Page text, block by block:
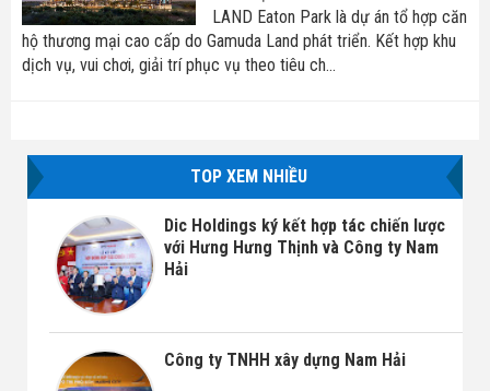
LAND Eaton Park là dự án tổ hợp căn
hộ thương mại cao cấp do Gamuda Land phát triển. Kết hợp khu
dịch vụ, vui chơi, giải trí phục vụ theo tiêu ch...
TOP XEM NHIỀU
Dic Holdings ký kết hợp tác chiến lược
với Hưng Hưng Thịnh và Công ty Nam
Hải
Công ty TNHH xây dựng Nam Hải